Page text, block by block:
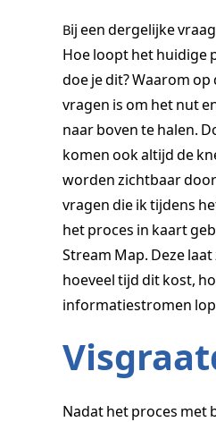
Bij een dergelijke
Hoe loopt het huidige
doe je dit? Waarom
vragen is om het nut
naar boven te halen.
komen ook altijd de
worden zichtbaar
vragen die ik tijdens
het proces in kaart
Stream Map. Deze
hoeveel tijd dit kost,
informatiestromen
Nadat het proces met